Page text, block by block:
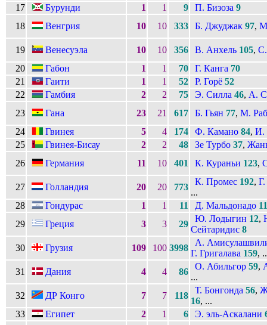
17
Бурунди 1 1 9 П. Бизоза 9
18
Венгрия 10 10 333 Б. Джуджак 97,
19 Венесуэла 10 10 356 В. Анхель 105,
20
Габон 1 1 70 Г. Канга 70
21
Гаити 1 1 52 Р. Горё 52
22
Гамбия 2 2 75 Э. Силла 46, А.
23
Гана 23 21 617 Б. Гьян 77, М.
24
Гвинея 5 4 174 Ф. Камано 84, И.
25
Гвинея-Бисау 2 2 48 Зе Турбо 37,
26
Германия 11 10 401 К. Кураньи 123,
27 Голландия 20 20 773
К. Промес 192,
...
28
Гондурас 1 1 11 Д. Мальдонадо 11
29
Греция 3 3 29
Ю. Лодыгин 12,
Сейтаридис 8
30
Грузия 109 100 3998
А.
Г. Григалава 159,
31
Дания 4 4 86
О. Абильгор 59,
...
32
ДР Конго 7 7 118
Т. Бонгонда 56,
16, ...
33
Египет 2 1 6 Э. эль-Аскалани